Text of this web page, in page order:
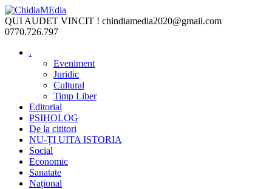
Skip
to
content
QUI AUDET VINCIT ! chindiamedia2020@gmail.com
0770.726.797
.
Eveniment
Juridic
Cultural
Timp Liber
Editorial
PSIHOLOG
De la cititori
NU-ȚI UITA ISTORIA
Social
Economic
Sanatate
Național